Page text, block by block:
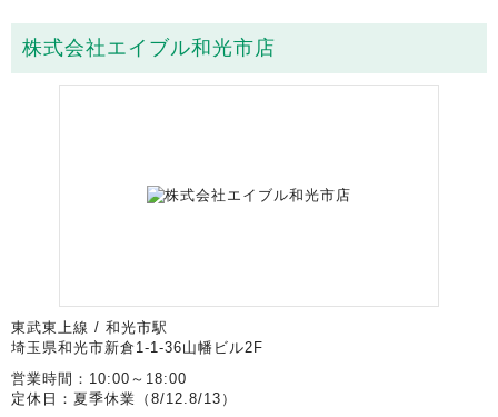
株式会社エイブル和光市店
東武東上線 / 和光市駅
埼玉県和光市新倉1-1-36山幡ビル2F
営業時間：10:00～18:00
定休日：夏季休業（8/12.8/13）